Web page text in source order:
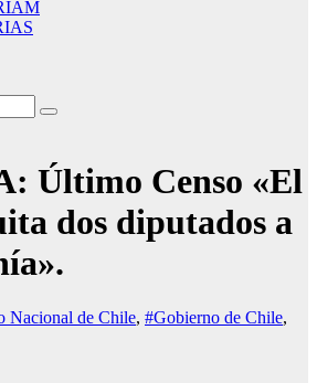
Último Censo «El
dos diputados a
Nacional de Chile, #Gobierno de Chile,